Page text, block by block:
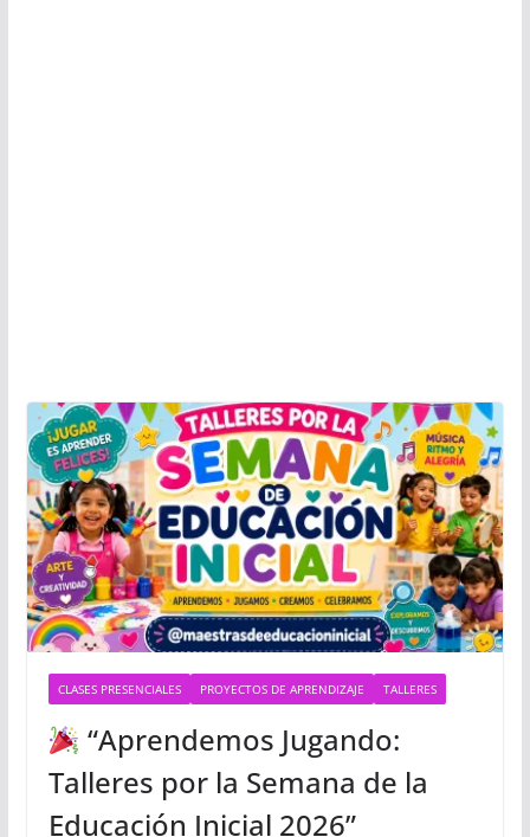
CLASES PRESENCIALES PROYECTOS DE APRENDIZAJE TALLERES
“Aprendemos Jugando:
Talleres por la Semana de la
Educación Inicial 2026”